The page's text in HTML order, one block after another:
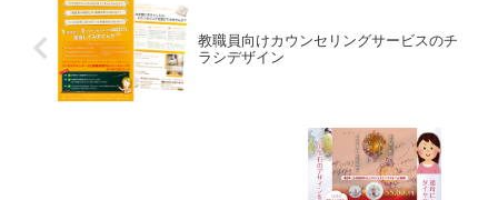
教職員向けカウンセリングサービスのチ
ラシデザイン